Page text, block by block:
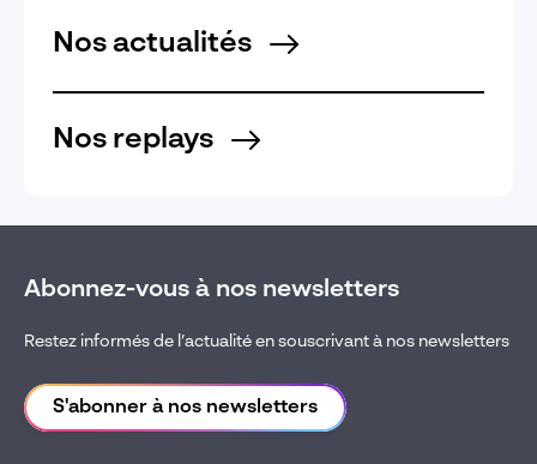
Nos actualités
Nos replays
Abonnez-vous à nos newsletters
Restez informés de l’actualité en souscrivant à nos newsletters
S'abonner à nos newsletters